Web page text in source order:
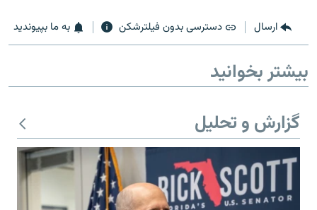
ارسال دسترسی بدون فیلترشکن به ما بپیوندید
بیشتر بخوانید
گزارش و تحلیل